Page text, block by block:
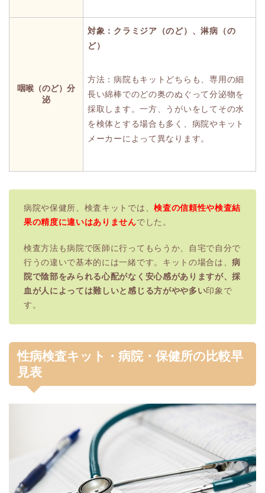
咽喉（のど）分
泌
対象：クラミジア（のど）、淋病（の
ど）
方法：病院もキットどちらも、専用の細
長い綿棒でのどの奥のぬぐって分泌物を
採取します。一方、うがいをしてその水
を検体とする場合も多く、病院やキット
メーカーによって異なります。
病院や保健所、検査キットでは、検査の信頼性や検査結
果の精度に違いはありませんでした。
検査方法も病院で医師に行ってもらうか、自宅で自分で
行うの違いで基本的には一緒です。キットの場合は、病
院で陰部をみられる心配がなく安心感がありますが、採
血が人によっては難しいと感じる方がやや多い印象で
す。
性病検査キット・病院・保健所の比較早
見表